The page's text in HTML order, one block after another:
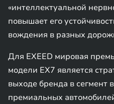
«интеллектуальной
повышает его
вождения в разных
Для EXEED мировая
модели EX7 является
выходе бренда в сегмент
премиальных